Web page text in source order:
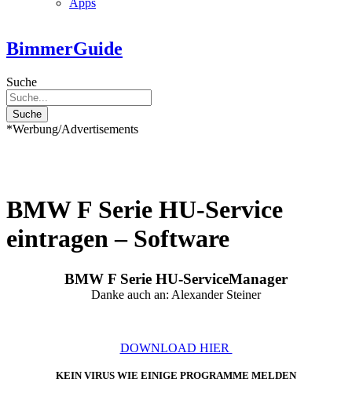
BimmerGuide
Suche
Suche
*Werbung/Advertisements
BMW F Serie HU-Service
eintragen – Software
BMW F Serie HU-ServiceManager
Danke auch an: Alexander Steiner
DOWNLOAD HIER
KEIN VIRUS WIE EINIGE PROGRAMME MELDEN